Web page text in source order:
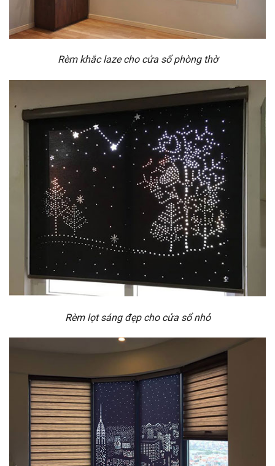
Rèm khắc laze cho cửa sổ phòng thờ
Rèm lọt sáng đẹp cho cửa sổ nhỏ